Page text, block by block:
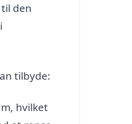
den
tilbyde:
hvilket